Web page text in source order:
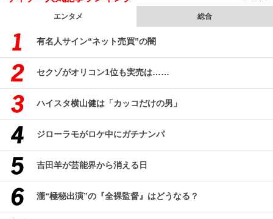
エンタメ 総合
有名人サイン“ネット売買”の闇
セクゾがオリコン1位も実売は……
ハイスタ横山健は「カッコだけの男」
ジローラモがロケ中にガチナンパ
吉田羊が芸能界から消える日
瀧“極秘出演”の『全裸監督』はどうなる？